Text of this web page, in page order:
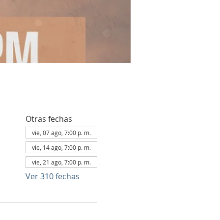
Otras fechas
vie, 07 ago, 7:00 p. m.
vie, 14 ago, 7:00 p. m.
vie, 21 ago, 7:00 p. m.
Ver 310 fechas